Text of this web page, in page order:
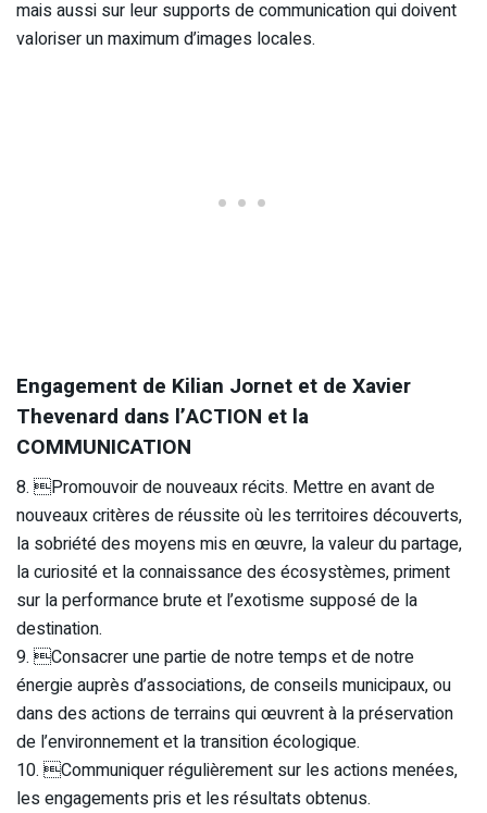
mais aussi sur leur supports de communication qui doivent
valoriser un maximum d’images locales.
Engagement de Kilian Jornet et de Xavier
Thevenard dans l’ACTION et la
COMMUNICATION
8. Promouvoir de nouveaux récits. Mettre en avant de
nouveaux critères de réussite où les territoires découverts,
la sobriété des moyens mis en œuvre, la valeur du partage,
la curiosité et la connaissance des écosystèmes, priment
sur la performance brute et l’exotisme supposé de la
destination.
9. Consacrer une partie de notre temps et de notre
énergie auprès d’associations, de conseils municipaux, ou
dans des actions de terrains qui œuvrent à la préservation
de l’environnement et la transition écologique.
10. Communiquer régulièrement sur les actions menées,
les engagements pris et les résultats obtenus.